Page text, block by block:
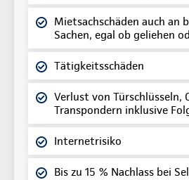
Mietsachschäden auch an
Sachen, egal ob geliehen
Tätigkeitsschäden
Verlust von Türschlüsseln,
Transpondern inklusive
Internetrisiko
Bis zu 15 % Nachlass bei